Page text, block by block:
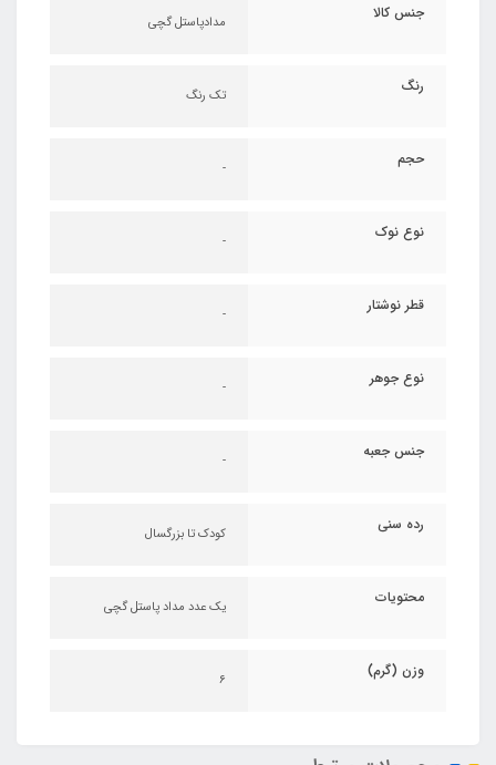
جنس کالا مدادپاستل گچی
رنگ تک رنگ
حجم -
نوع نوک -
قطر نوشتار -
نوع جوهر -
جنس جعبه -
رده سنی کودک تا بزرگسال
محتویات یک عدد مداد پاستل گچی
وزن (گرم) ۶